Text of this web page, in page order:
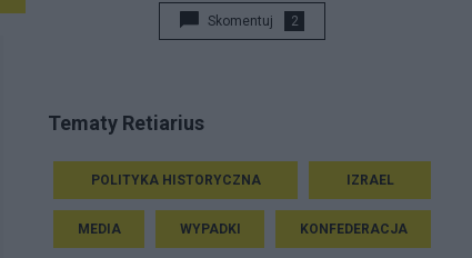
Skomentuj 2
Tematy Retiarius
POLITYKA HISTORYCZNA IZRAEL
MEDIA WYPADKI KONFEDERACJA